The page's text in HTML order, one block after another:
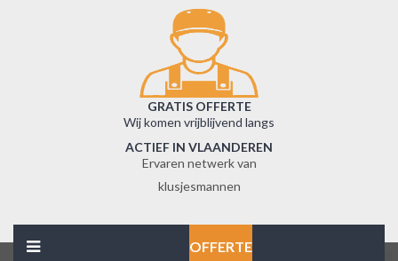
GRATIS OFFERTE
Wij komen vrijblijvend langs
ACTIEF IN VLAANDEREN
Ervaren netwerk van
klusjesmannen
OFFERTE